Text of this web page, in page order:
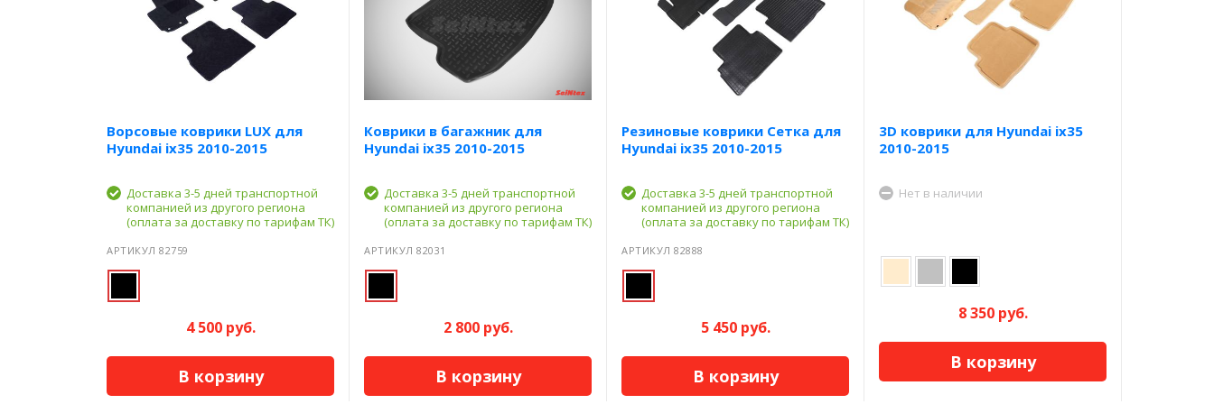
Ворсовые коврики LUX для
Hyundai ix35 2010-2015
Доставка 3-5 дней транспортной
компанией из другого региона
(оплата за доставку по тарифам ТК)
АРТИКУЛ 82759
4 500 руб.
В корзину
Коврики в багажник для
Hyundai ix35 2010-2015
Доставка 3-5 дней транспортной
компанией из другого региона
(оплата за доставку по тарифам ТК)
АРТИКУЛ 82031
2 800 руб.
В корзину
Резиновые коврики Сетка для
Hyundai ix35 2010-2015
Доставка 3-5 дней транспортной
компанией из другого региона
(оплата за доставку по тарифам ТК)
АРТИКУЛ 82888
5 450 руб.
В корзину
3D коврики для Hyundai ix35
2010-2015
Нет в наличии
8 350 руб.
В корзину